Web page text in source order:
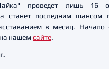
проведет лишь 16
станет последним шансом
в месяц.
нашемсайте.